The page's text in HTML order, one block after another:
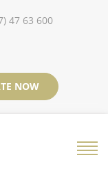
47 63 600
NOW